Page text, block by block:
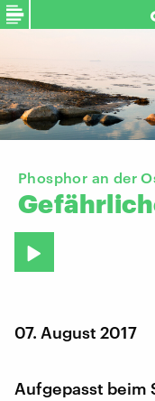
Phosphor an der
07. August 2017
Aufgepasst beim